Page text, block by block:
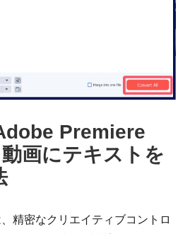
Premiere
画にテキストを
精密なクリエイティブコントロ